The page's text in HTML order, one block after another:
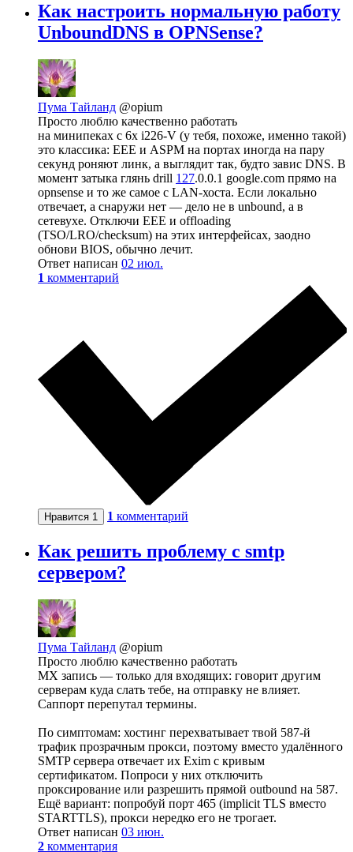
Как настроить нормальную работу
UnboundDNS в OPNSense?
Пума Тайланд @opium
Просто люблю качественно работать
на минипеках с 6x i226-V (у тебя, похоже, именно такой)
это классика: EEE и ASPM на портах иногда на пару
секунд роняют линк, а выглядит так, будто завис DNS. В
момент затыка глянь drill 127.0.0.1 google.com прямо на
opnsense и то же самое с LAN-хоста. Если локально
отвечает, а снаружи нет — дело не в unbound, а в
сетевухе. Отключи EEE и offloading
(TSO/LRO/checksum) на этих интерфейсах, заодно
обнови BIOS, обычно лечит.
Ответ написан 02 июл.
1 комментарий
Нравится 1 1 комментарий
Как решить проблему с smtp
сервером?
Пума Тайланд @opium
Просто люблю качественно работать
МX запись — только для входящих: говорит другим
серверам куда слать тебе, на отправку не влияет.
Саппорт перепутал термины.
По симптомам: хостинг перехватывает твой 587-й
трафик прозрачным прокси, поэтому вместо удалённого
SMTP сервера отвечает их Exim с кривым
сертификатом. Попроси у них отключить
проксирование или разрешить прямой outbound на 587.
Ещё вариант: попробуй порт 465 (implicit TLS вместо
STARTTLS), прокси нередко его не трогает.
Ответ написан 03 июн.
2 комментария